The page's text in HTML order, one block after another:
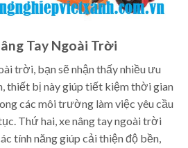
Tay Ngoài Trời
trời, bạn sẽ nhận thấy nhiều ưu
thiết bị này giúp tiết kiệm thời gian
các môi trường làm việc yêu cầu
Thứ hai, xe nâng tay ngoài trời
tính năng giúp cải thiện độ bền,